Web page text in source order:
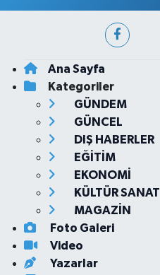
Ana Sayfa
Kategoriler
GÜNDEM
GÜNCEL
DIŞ HABERLER
EĞİTİM
EKONOMİ
KÜLTÜR SANAT
MAGAZİN
Foto Galeri
Video
Yazarlar